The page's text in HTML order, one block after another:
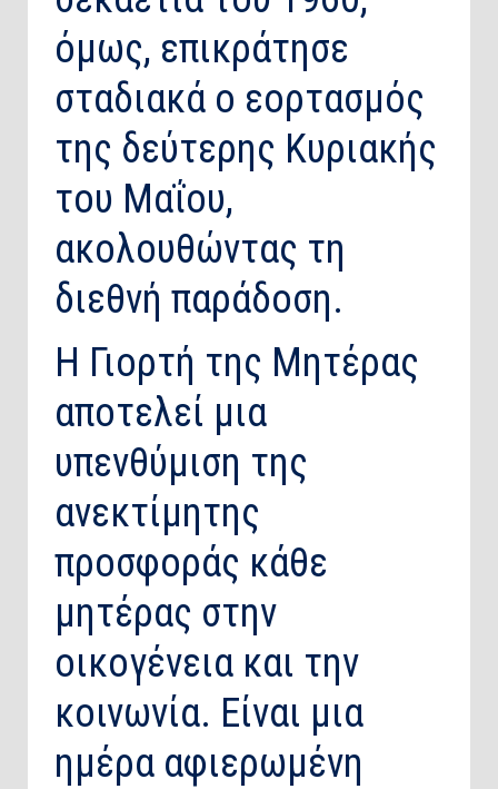
όμως, επικράτησε
σταδιακά ο εορτασμός
της δεύτερης Κυριακής
του Μαΐου,
ακολουθώντας τη
διεθνή παράδοση.
Η Γιορτή της Μητέρας
αποτελεί μια
υπενθύμιση της
ανεκτίμητης
προσφοράς κάθε
μητέρας στην
οικογένεια και την
κοινωνία. Είναι μια
ημέρα αφιερωμένη